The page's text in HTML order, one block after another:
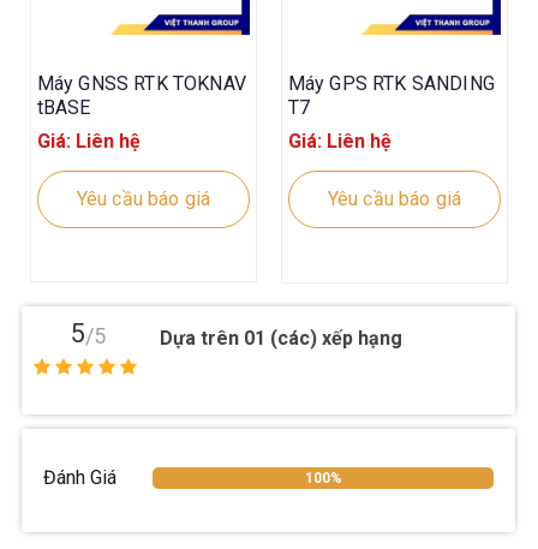
Máy GNSS RTK TOKNAV
tBASE
Giá: Liên hệ
Yêu cầu báo giá
Máy GPS RTK SANDING
T7
Giá: Liên hệ
Yêu cầu báo giá
5/5 Dựa trên 01 (các) xếp hạng
Đánh Giá 100%